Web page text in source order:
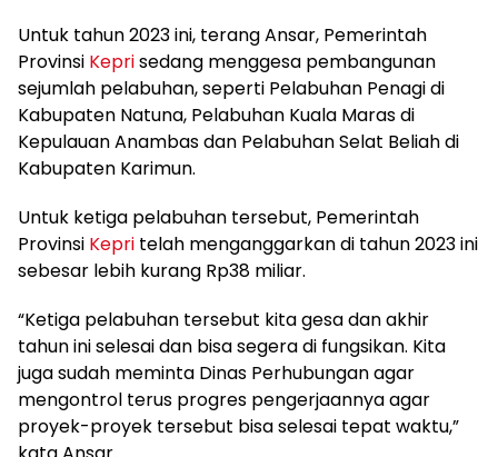
Untuk tahun 2023 ini, terang Ansar, Pemerintah
Provinsi Keprisedang menggesa pembangunan
sejumlah pelabuhan, seperti Pelabuhan Penagi di
Kabupaten Natuna, Pelabuhan Kuala Maras di
Kepulauan Anambas dan Pelabuhan Selat Beliah di
Kabupaten Karimun.
Untuk ketiga pelabuhan tersebut, Pemerintah
Provinsi Kepri telah menganggarkan di tahun 2023 ini
sebesar lebih kurang Rp38 miliar.
“Ketiga pelabuhan tersebut kita gesa dan akhir
tahun ini selesai dan bisa segera di fungsikan. Kita
juga sudah meminta Dinas Perhubungan agar
mengontrol terus progres pengerjaannya agar
proyek-proyek tersebut bisa selesai tepat waktu,”